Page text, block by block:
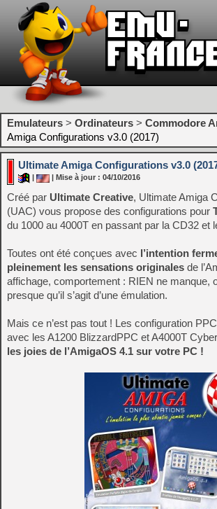
Emulateurs > Ordinateurs > Commodore
Amiga Configurations v3.0 (2017)
Ultimate Amiga Configurations v3.0
| Mise à jour : 04/10/2016
Créé par Ultimate Creative, Ultimate Amiga
(UAC) vous propose des configurations pour
du 1000 au 4000T en passant par la CD32 et
Toutes ont été conçues avec l’intention
pleinement les sensations originales de
affichage, comportement : RIEN ne manque,
presque qu’il s’agit d’une émulation.
Mais ce n’est pas tout ! Les configuration
avec les A1200 BlizzardPPC et A4000T
les joies de l’AmigaOS 4.1 sur votre PC !